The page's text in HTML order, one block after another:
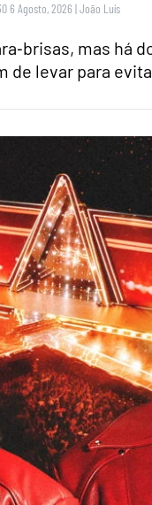
6 Agosto, 2026 |João Luís
mas há
de levar para